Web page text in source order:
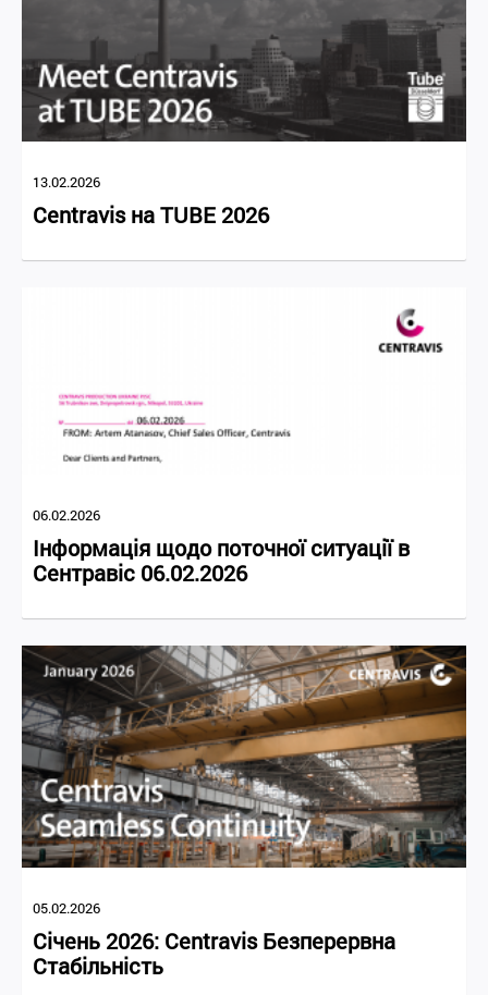
13.02.2026
Centravis на TUBE 2026
06.02.2026
Інформація щодо поточної ситуації в
Сентравіс 06.02.2026
05.02.2026
Січень 2026: Centravis Безперервна
Стабільність